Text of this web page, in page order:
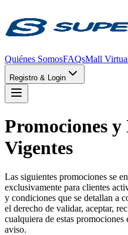
Quiénes SomosFAQsMall
Registro & Login
Promociones y
Vigentes
Las siguientes promociones se
exclusivamente para clientes
y condiciones que se detallan a
el derecho de validar, aceptar,
cualquiera de estas
aviso.